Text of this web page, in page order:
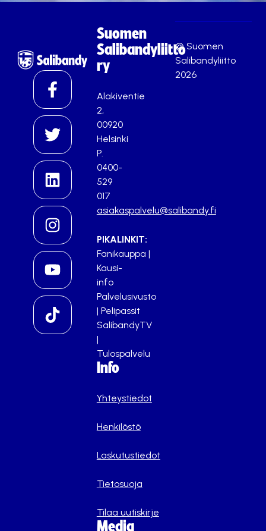
Suomen
Salibandyliitto
ry
Alakiventie
2,
00920
Helsinki
P.
0400-
529
017
asiakaspalvelu@salibandy.fi
PIKALINKIT:
Fanikauppa |
Kausi-
info
Palvelusivusto
| Pelipassit
SalibandyTV
|
Tulospalvelu
Info
Yhteystiedot
Henkilöstö
Laskutustiedot
Tietosuoja
Tilaa uutiskirje
Media
© Suomen
Salibandyliitto
2026